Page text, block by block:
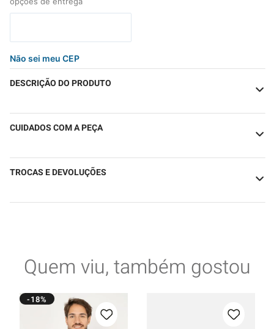
Não sei meu CEP
DESCRIÇÃO DO PRODUTO
CUIDADOS COM A PEÇA
TROCAS E DEVOLUÇÕES
Quem viu, também gostou
-18%